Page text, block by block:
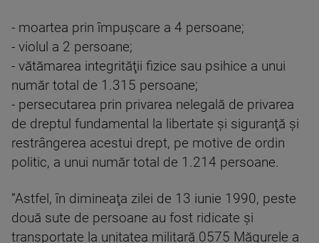
- moartea prin împuşcare a 4 persoane;
- violul a 2 persoane;
- vătămarea integrităţii fizice sau psihice a unui
număr total de 1.315 persoane;
- persecutarea prin privarea nelegală de privarea
de dreptul fundamental la libertate şi siguranţă şi
restrângerea acestui drept, pe motive de ordin
politic, a unui număr total de 1.214 persoane.
”Astfel, în dimineaţa zilei de 13 iunie 1990, peste
două sute de persoane au fost ridicate şi
transportate la unitatea militară 0575 Măgurele a